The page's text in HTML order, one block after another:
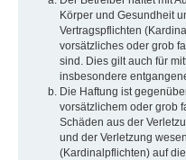
Körper und Gesundheit
Vertragspflichten
vorsätzliches oder grob
sind. Dies gilt auch für
insbesondere
Die Haftung ist
vorsätzlichem oder grob
Schäden aus der
und der Verletzung
(Kardinalpflichten) auf